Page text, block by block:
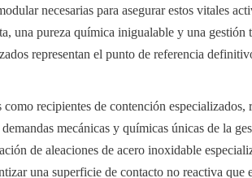
necesarias para asegurar estos vitales
una pureza química inigualable y una gestión
representan el punto de referencia
recipientes de contención especializados,
mecánicas y químicas únicas de la
de aleaciones de acero inoxidable
una superficie de contacto no reactiva que